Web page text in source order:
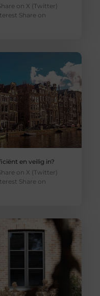
on X (Twitter)
Share on
en veilig in?
on X (Twitter)
Share on